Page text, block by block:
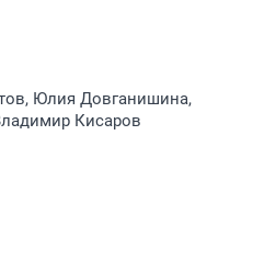
Юлия Довганишина,
Кисаров